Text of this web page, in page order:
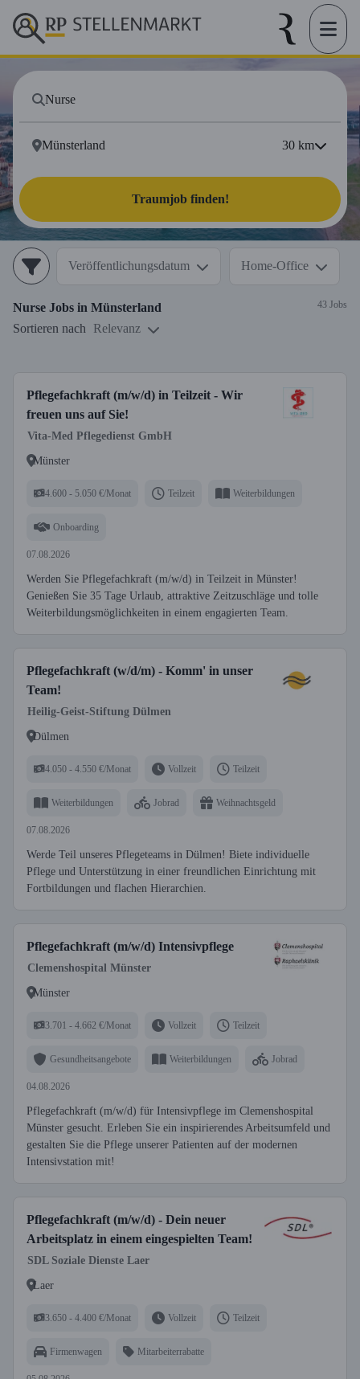
30 km
Traumjob finden!
Veröffentlichungsdatum Home-Office
Nurse Jobs in Münsterland 43 Jobs
Sortieren nach Relevanz
Pflegefachkraft (m/w/d) in Teilzeit - Wir
freuen uns auf Sie!
Vita-Med Pflegedienst GmbH
Münster
4.600 - 5.050 €/Monat Teilzeit Weiterbildungen
Onboarding
07.08.2026
Werden Sie Pflegefachkraft (m/w/d) in Teilzeit in Münster!
Genießen Sie 35 Tage Urlaub, attraktive Zeitzuschläge und tolle
Weiterbildungsmöglichkeiten in einem engagierten Team.
Pflegefachkraft (w/d/m) - Komm' in unser
Team!
Heilig-Geist-Stiftung Dülmen
Dülmen
4.050 - 4.550 €/Monat Vollzeit Teilzeit
Weiterbildungen Jobrad Weihnachtsgeld
07.08.2026
Werde Teil unseres Pflegeteams in Dülmen! Biete individuelle
Pflege und Unterstützung in einer freundlichen Einrichtung mit
Fortbildungen und flachen Hierarchien.
Pflegefachkraft (m/w/d) Intensivpflege
Clemenshospital Münster
Münster
3.701 - 4.662 €/Monat Vollzeit Teilzeit
Gesundheitsangebote Weiterbildungen Jobrad
04.08.2026
Pflegefachkraft (m/w/d) für Intensivpflege im Clemenshospital
Münster gesucht. Erleben Sie ein inspirierendes Arbeitsumfeld und
gestalten Sie die Pflege unserer Patienten auf der modernen
Intensivstation mit!
Pflegefachkraft (m/w/d) - Dein neuer
Arbeitsplatz in einem eingespielten Team!
SDL Soziale Dienste Laer
Laer
3.650 - 4.400 €/Monat Vollzeit Teilzeit
Firmenwagen Mitarbeiterrabatte